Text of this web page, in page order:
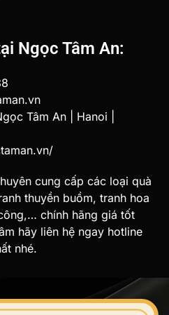
Ngọc Tâm An:
Tâm An | Hanoi |
cung cấp các loại quà
thuyền buồm, tranh hoa
chính hãng giá tốt
hãy liên hệ ngay hotline
nhé.